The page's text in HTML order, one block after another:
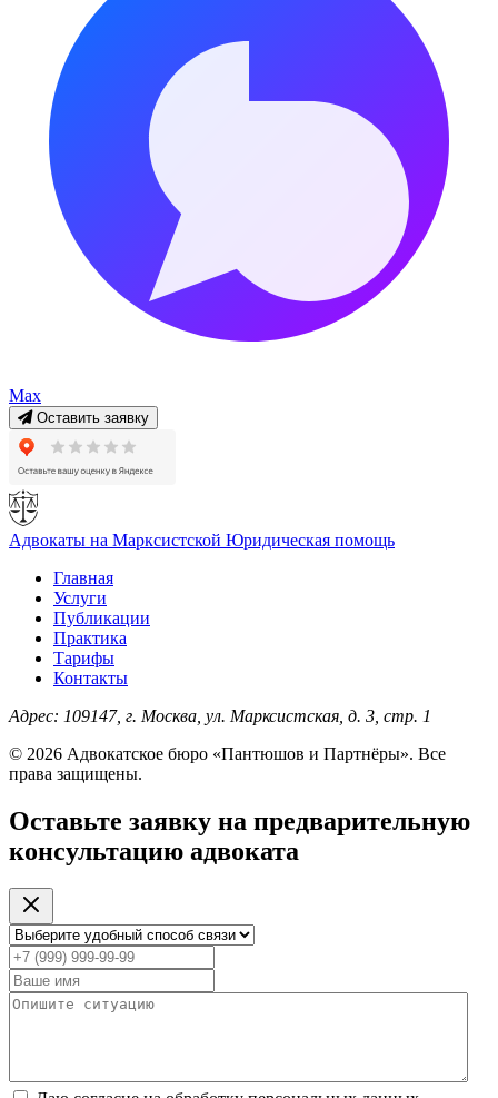
Max
Оставить заявку
Адвокаты на Марксистской Юридическая помощь
Главная
Услуги
Публикации
Практика
Тарифы
Контакты
Адрес: 109147, г. Москва, ул. Марксистская, д. 3, стр. 1
© 2026 Адвокатское бюро «Пантюшов и Партнёры». Все
права защищены.
Оставьте заявку на предварительную
консультацию адвоката